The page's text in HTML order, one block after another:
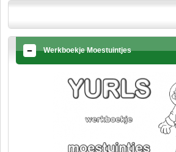
Werkboekje Moestuintjes